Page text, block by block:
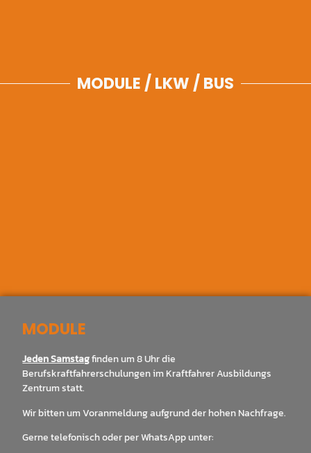
MODULE / LKW / BUS
MODULE
Jeden Samstagfinden um 8 Uhr die
Berufskraftfahrerschulungen im Kraftfahrer Ausbildungs
Zentrum statt.
Wir bitten um Voranmeldung aufgrund der hohen Nachfrage.
Gerne telefonisch oder per WhatsApp unter: